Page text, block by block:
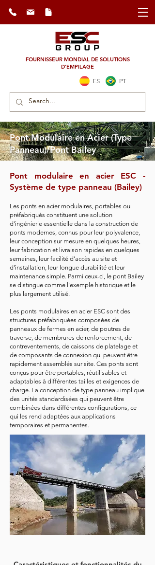
FOURNISSEUR MONDIAL DE SOLUTIONS
D'EMPILAGE
ES PT
Pont Modulaire en Acier (Type
Panneau)/Pont Bailey
Pont modulaire en acier ESC -
Système de type panneau (Bailey)
Les ponts en acier modulaires, portables ou
préfabriqués constituent une solution
d'ingénierie essentielle dans la construction de
ponts modernes, connus pour leur polyvalence,
leur conception sur mesure en quelques heures,
leur fabrication et livraison rapides en quelques
semaines, leur facilité d'accès au site et
d'installation, leur longue durabilité et leur
maintenance simple. Parmi ceux-ci, le pont Bailey
se distingue comme l’exemple historique et le
plus largement utilisé.
Les ponts modulaires en acier ESC sont des
structures préfabriquées composées de
panneaux de fermes en acier, de poutres de
traverse, de membrures de renforcement, de
contreventements, de caissons de platelage et
de composants de connexion qui peuvent être
rapidement assemblés sur site. Ces ponts sont
conçus pour être portables, réutilisables et
adaptables à différentes tailles et exigences de
charge. La conception de type panneau implique
des unités standardisées qui peuvent être
combinées dans différentes configurations, ce
qui les rend adaptées aux applications
temporaires et permanentes.